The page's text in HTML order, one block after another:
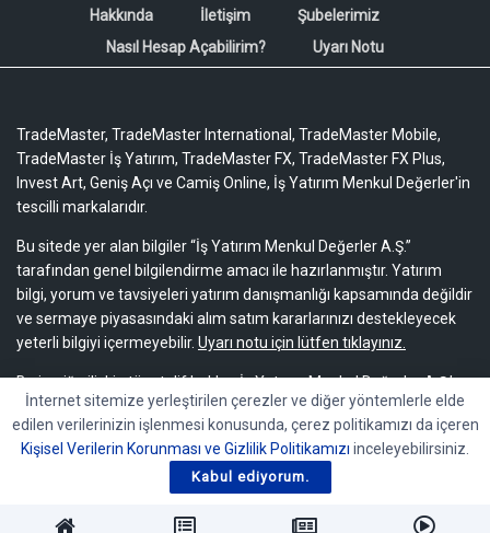
Hakkında İletişim
Şubelerimiz
Nasıl Hesap Açabilirim?
Uyarı Notu
TradeMaster, TradeMaster International, TradeMaster Mobile,
TradeMaster İş Yatırım, TradeMaster FX, TradeMaster FX Plus,
Invest Art, Geniş Açı ve Camiş Online, İş Yatırım Menkul Değerler'in
tescilli markalarıdır.
Bu sitede yer alan bilgiler “İş Yatırım Menkul Değerler A.Ş.”
tarafından genel bilgilendirme amacı ile hazırlanmıştır. Yatırım
bilgi, yorum ve tavsiyeleri yatırım danışmanlığı kapsamında değildir
ve sermaye piyasasındaki alım satım kararlarınızı destekleyecek
yeterli bilgiyi içermeyebilir. Uyarı notu için lütfen tıklayınız.
Bu içeriğe ilişkin tüm telif hakları İş Yatırım Menkul Değerler A.Ş.’ye
aittir. Bu içerik, açık iznimiz olmaksızın başkaları tarafından
herhangi bir amaçla, kısmen veya tamamen çoğaltılamaz,
dağıtılamaz, yayımlanamaz veya değiştirilemez.
İnternet sitemize yerleştirilen çerezler ve diğer yöntemlerle elde
edilen verilerinizin işlenmesi konusunda, çerez politikamızı da içeren
Kişisel Verilerin Korunması ve Gizlilik Politikamızı inceleyebilirsiniz.
Kabul ediyorum.